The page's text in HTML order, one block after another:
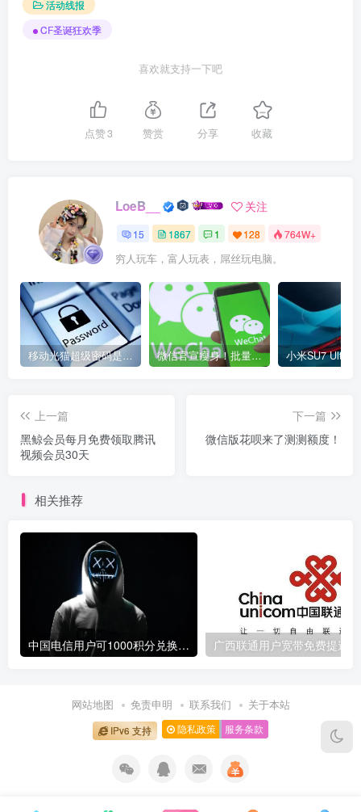
活动线报
CF圣诞狂欢季
喜欢就支持一下吧
点赞3 赞赏 分享 收藏
LoeB__ 关注
15 1867 1 128 764W+
穷人玩车，富人玩表，屌丝玩电脑。
移动光猫超级密码是多少？移动光猫超级管理员后台账号与密码 微信官宣瘦身！批量清理原图新功能来了 安卓、iOS均可使用
上一篇
黑鲸会员每月免费领取腾讯
视频会员30天
下一篇
微信版花呗来了测测额度！
相关推荐
中国电信用户可1000积分兑换10元话费
网站地图 免责申明 联系我们 关于本站
IPv6 支持 隐私政策 服务条款